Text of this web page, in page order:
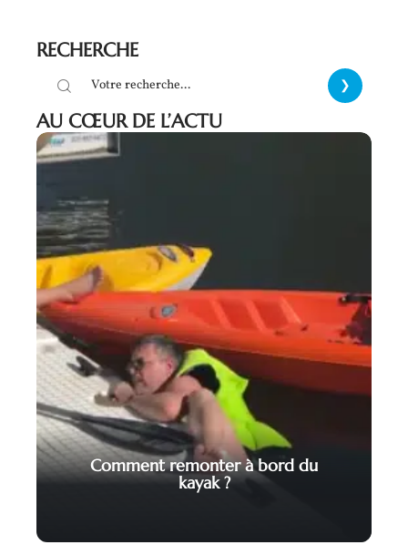
RECHERCHE
AU CŒUR DE L’ACTU
Comment remonter à bord du
kayak ?